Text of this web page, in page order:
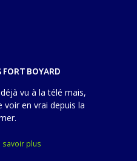
FORT BOYARD
vu à la télé mais,
voir en vrai depuis la
savoir plus